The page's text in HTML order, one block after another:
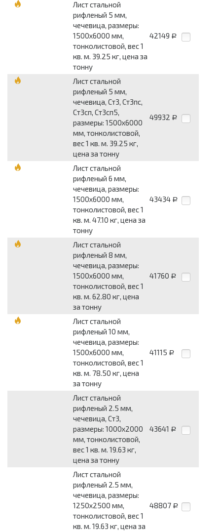
Лист стальной
рифленый 5 мм,
чечевица, размеры:
1500x6000 мм,
тонколистовой, вес 1
кв. м. 39.25 кг, цена за
тонну
42149 Р
Лист стальной
рифленый 5 мм,
чечевица, Ст3, Ст3пс,
Ст3сп, Ст3сп5,
размеры: 1500x6000
мм, тонколистовой,
вес 1 кв. м. 39.25 кг,
цена за тонну
49932 Р
Лист стальной
рифленый 6 мм,
чечевица, размеры:
1500x6000 мм,
тонколистовой, вес 1
кв. м. 47.10 кг, цена за
тонну
43434 Р
Лист стальной
рифленый 8 мм,
чечевица, размеры:
1500x6000 мм,
тонколистовой, вес 1
кв. м. 62.80 кг, цена
за тонну
41760 Р
Лист стальной
рифленый 10 мм,
чечевица, размеры:
1500x6000 мм,
тонколистовой, вес 1
кв. м. 78.50 кг, цена
за тонну
41115 Р
Лист стальной
рифленый 2.5 мм,
чечевица, Ст3,
размеры: 1000x2000
мм, тонколистовой,
вес 1 кв. м. 19.63 кг,
цена за тонну
43641 Р
Лист стальной
рифленый 2.5 мм,
чечевица, размеры:
1250x2500 мм,
тонколистовой, вес 1
кв. м. 19.63 кг, цена за
48807 Р